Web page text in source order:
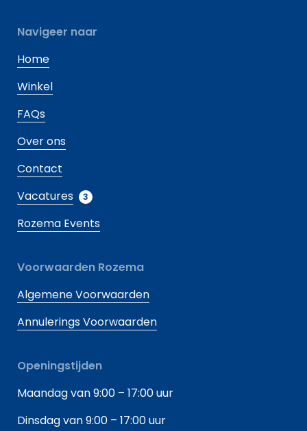
Navigeer naar
Home
Winkel
FAQs
Over ons
Contact
Vacatures
3
Rozema Events
Voorwaarden Rozema
Algemene Voorwaarden
Annulerings Voorwaarden
Openingstijden
Maandag van 9:00 – 17:00 uur
Dinsdag van 9:00 – 17:00 uur